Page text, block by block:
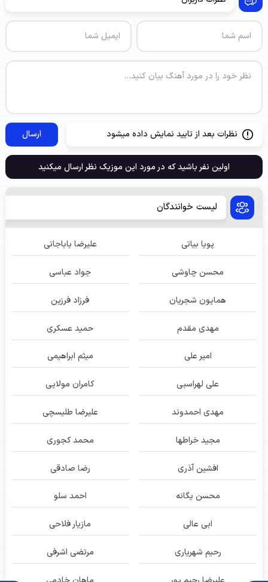
نظرات بعد از تایید نمایش داده میشود ارسال
اولین نفر باشید که در مورد این موزیک نظر ارسال میکنید
لیست خوانندگان
پویا بیاتی علیرضا باباجانی
محسن چاوشی جواد عباسی
همایون شجریان فرزاد فرزین
مهدی مقدم حمید عسکری
امیر علی میثم ابراهیمی
علی لهراسبی کامران مولایی
مهدی احمدوند علیرضا طلیسچی
مجید خراطها محمد کجوری
افشین آذری رضا صادقی
محسن یگانه احمد سلو
ابی عالی مازیار فلاحی
رحیم شهریاری مرتضی اشرفی